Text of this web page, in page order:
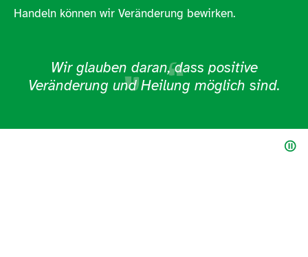
Handeln können wir Veränderung bewirken.
Wir glauben daran, dass positive
Veränderung und Heilung möglich sind.